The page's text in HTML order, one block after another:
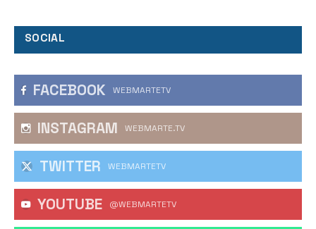
SOCIAL
FACEBOOK WEBMARTETV
INSTAGRAM WEBMARTE.TV
TWITTER WEBMARTETV
YOUTUBE @WEBMARTETV